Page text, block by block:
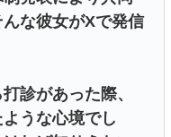
な彼女がXで発信
診があった際、
うな心境でし